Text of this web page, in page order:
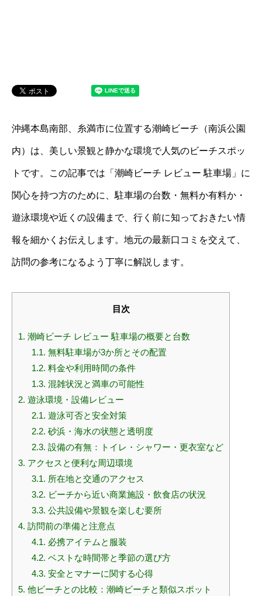
沖縄本島南部、糸満市に位置する潮崎ビーチ（南浜公園
内）は、美しい景観と静かな環境で人気のビーチスポッ
トです。この記事では「潮崎ビーチ レビュー 駐車場」に
関心を持つ方のために、駐車場の台数・無料か有料か・
遊泳環境や近くの設備まで、行く前に知っておきたい情
報を細かくお伝えします。地元の最新口コミを交えて、
訪問の参考になるよう丁寧に解説します。
目次
1. 潮崎ビーチ レビュー 駐車場の概要と台数
1.1. 無料駐車場が3か所とその配置
1.2. 料金や利用時間の条件
1.3. 混雑状況と満車の可能性
2. 遊泳環境・設備レビュー
2.1. 遊泳可否と安全対策
2.2. 砂浜・海水の状態と透明度
2.3. 設備の有無：トイレ・シャワー・更衣室など
3. アクセスと便利な周辺環境
3.1. 所在地と交通のアクセス
3.2. ビーチから近い商業施設・飲食店の状況
3.3. 公共設備や景観を楽しむ要所
4. 訪問前の準備と注意点
4.1. 必携アイテムと服装
4.2. ベストな時間帯と季節の選び方
4.3. 安全とマナーに関する心得
5. 他ビーチとの比較：潮崎ビーチと類似スポット